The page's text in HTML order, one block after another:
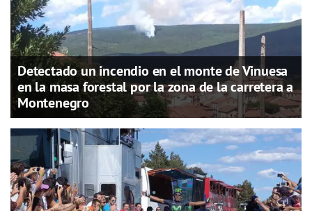
Detectado un incendio en el monte de Vinuesa
en la masa forestal por la zona de la carretera a
Montenegro